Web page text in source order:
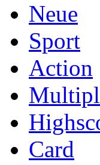
Neue
Sport
Action
Card